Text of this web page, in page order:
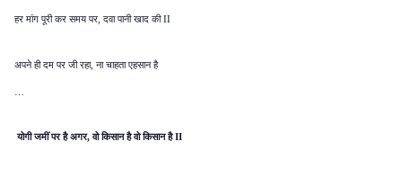
हर मांग पूरी कर समय पर, दवा पानी खाद कीII
अपने ही दम पर जी रहा, ना चाहता एहसान है
योगी जमीं पर है अगर,वो किसान है वो किसान हैII